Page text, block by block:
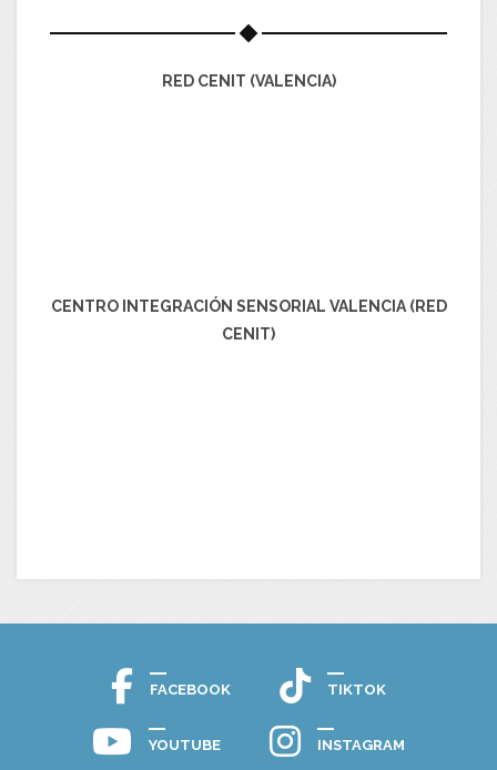
RED CENIT (VALENCIA)
CENTRO INTEGRACIÓN SENSORIAL VALENCIA (RED
CENIT)
FACEBOOK TIKTOK
YOUTUBE INSTAGRAM